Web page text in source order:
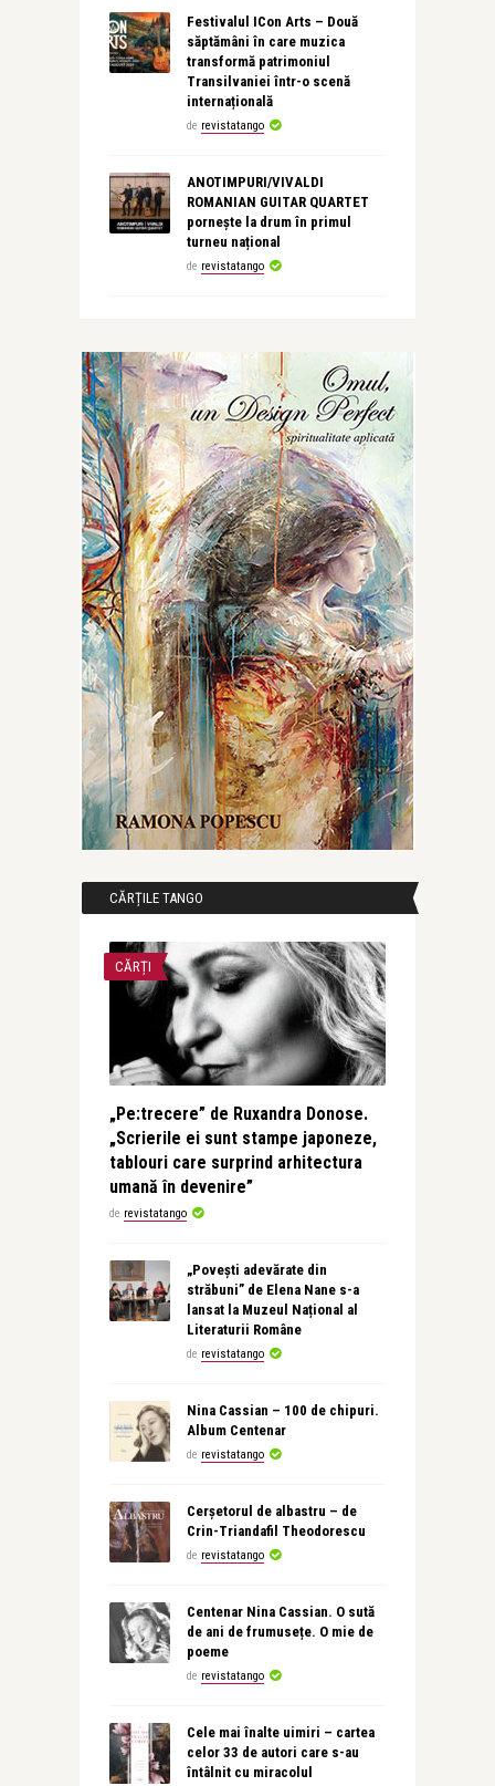
Festivalul ICon Arts – Două
săptămâni în care muzica
transformă patrimoniul
Transilvaniei într-o scenă
internațională
de revistatango
ANOTIMPURI/VIVALDI
ROMANIAN GUITAR QUARTET
pornește la drum în primul
turneu național
de revistatango
CĂRȚILE TANGO
CĂRȚI
„Pe:trecere” de Ruxandra Donose.
„Scrierile ei sunt stampe japoneze,
tablouri care surprind arhitectura
umană în devenire”
de revistatango
„Povești adevărate din
străbuni” de Elena Nane s-a
lansat la Muzeul Național al
Literaturii Române
de revistatango
Nina Cassian – 100 de chipuri.
Album Centenar
de revistatango
Cerșetorul de albastru – de
Crin-Triandafil Theodorescu
de revistatango
Centenar Nina Cassian. O sută
de ani de frumusețe. O mie de
poeme
de revistatango
Cele mai înalte uimiri – cartea
celor 33 de autori care s-au
întâlnit cu miracolul